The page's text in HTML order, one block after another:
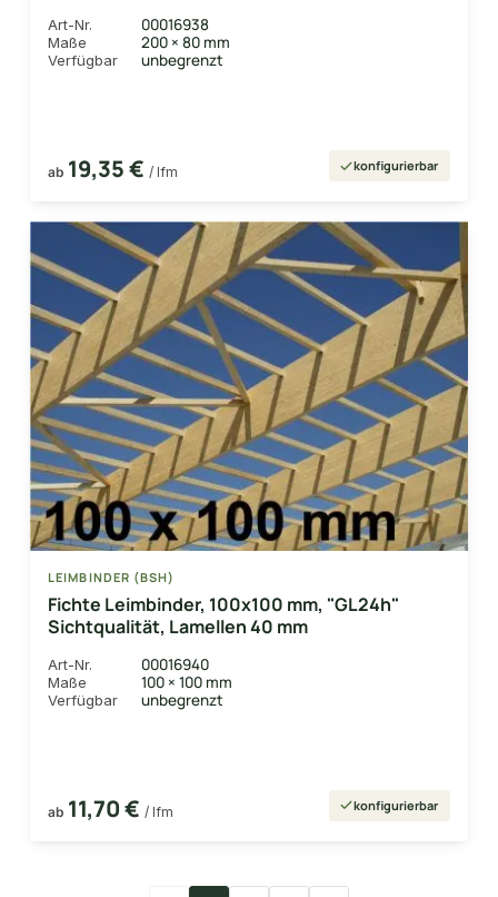
Art-Nr. 00016938
Maße 200 × 80 mm
Verfügbar unbegrenzt
ab 19,35 € / lfm konfigurierbar
LEIMBINDER (BSH)
Fichte Leimbinder, 100x100 mm, "GL24h"
Sichtqualität, Lamellen 40 mm
Art-Nr. 00016940
Maße 100 × 100 mm
Verfügbar unbegrenzt
ab 11,70 € / lfm konfigurierbar